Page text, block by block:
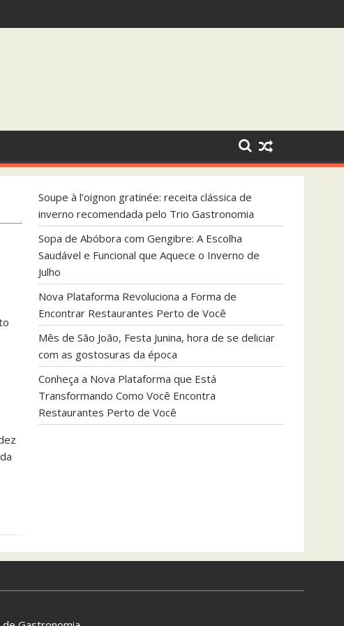
que Aquece o Inverno de Julho
Soupe à l’oignon gratinée: receita clássica de
inverno recomendada pelo Trio Gastronomia
Sopa de Abóbora com Gengibre: A Escolha
Saudável e Funcional que Aquece o Inverno de
Julho
Nova Plataforma Revoluciona a Forma de
Encontrar Restaurantes Perto de Você
Mês de São João, Festa Junina, hora de se deliciar
com as gostosuras da época
Conheça a Nova Plataforma que Está
Transformando Como Você Encontra
Restaurantes Perto de Você